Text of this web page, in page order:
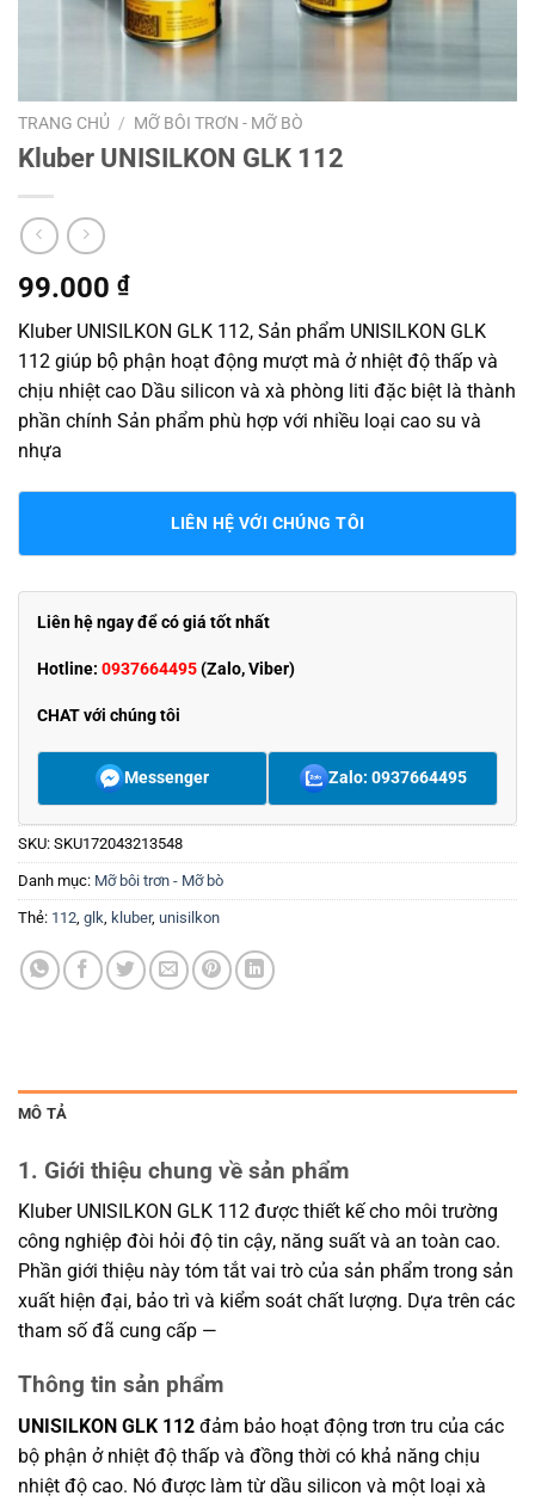
TRANG CHỦ / MỠ BÔI TRƠN - MỠ BÒ
Kluber UNISILKON GLK 112
99.000 ₫
Kluber UNISILKON GLK 112, Sản phẩm UNISILKON GLK
112 giúp bộ phận hoạt động mượt mà ở nhiệt độ thấp và
chịu nhiệt cao Dầu silicon và xà phòng liti đặc biệt là thành
phần chính Sản phẩm phù hợp với nhiều loại cao su và
nhựa
LIÊN HỆ VỚI CHÚNG TÔI
Liên hệ ngay để có giá tốt nhất
Hotline: 0937664495(Zalo, Viber)
CHAT với chúng tôi
Messenger Zalo: 0937664495
SKU: SKU172043213548
Danh mục: Mỡ bôi trơn - Mỡ bò
Thẻ: 112 glk kluber, unisilkon
MÔ TẢ
1. Giới thiệu chung về sản phẩm
Kluber UNISILKON GLK 112 được thiết kế cho môi trường
công nghiệp đòi hỏi độ tin cậy, năng suất và an toàn cao.
Phần giới thiệu này tóm tắt vai trò của sản phẩm trong sản
xuất hiện đại, bảo trì và kiểm soát chất lượng. Dựa trên các
tham số đã cung cấp —
Thông tin sản phẩm
UNISILKON GLK 112 đảm bảo hoạt động trơn tru của các
bộ phận ở nhiệt độ thấp và đồng thời có khả năng chịu
nhiệt độ cao. Nó được làm từ dầu silicon và một loại xà